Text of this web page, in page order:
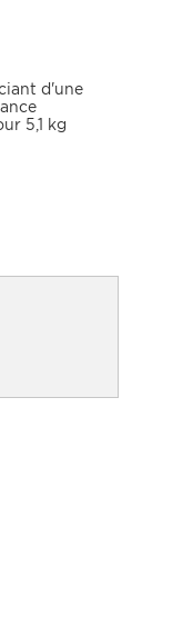
d'une
5,1 kg